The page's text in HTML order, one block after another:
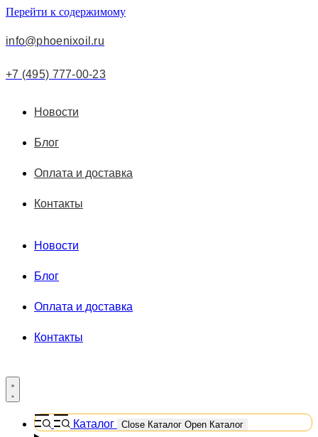
Перейти к содержимому
info@phoenixoil.ru
+7 (495) 777-00-23
Новости
Блог
Оплата и доставка
Контакты
Новости
Блог
Оплата и доставка
Контакты
Каталог Close Каталог Open Каталог